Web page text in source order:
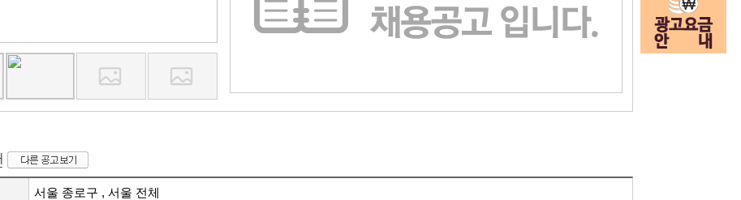
서울 종로구 , 서울 전체